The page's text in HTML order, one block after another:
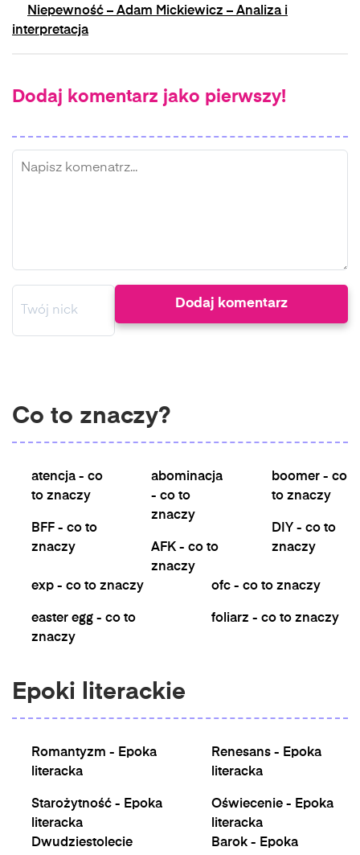
Niepewność – Adam Mickiewicz – Analiza i
interpretacja
Dodaj komentarz jako pierwszy!
Co to znaczy?
atencja - co
to znaczy
BFF - co to
znaczy
abominacja
- co to
znaczy
AFK - co to
znaczy
boomer - co
to znaczy
DIY - co to
znaczy
exp - co to znaczy
easter egg - co to
znaczy
ofc - co to znaczy
foliarz - co to znaczy
Epoki literackie
Romantyzm - Epoka
literacka
Starożytność - Epoka
literacka
Renesans - Epoka
literacka
Oświecenie - Epoka
literacka
Dwudziestolecie
Barok - Epoka